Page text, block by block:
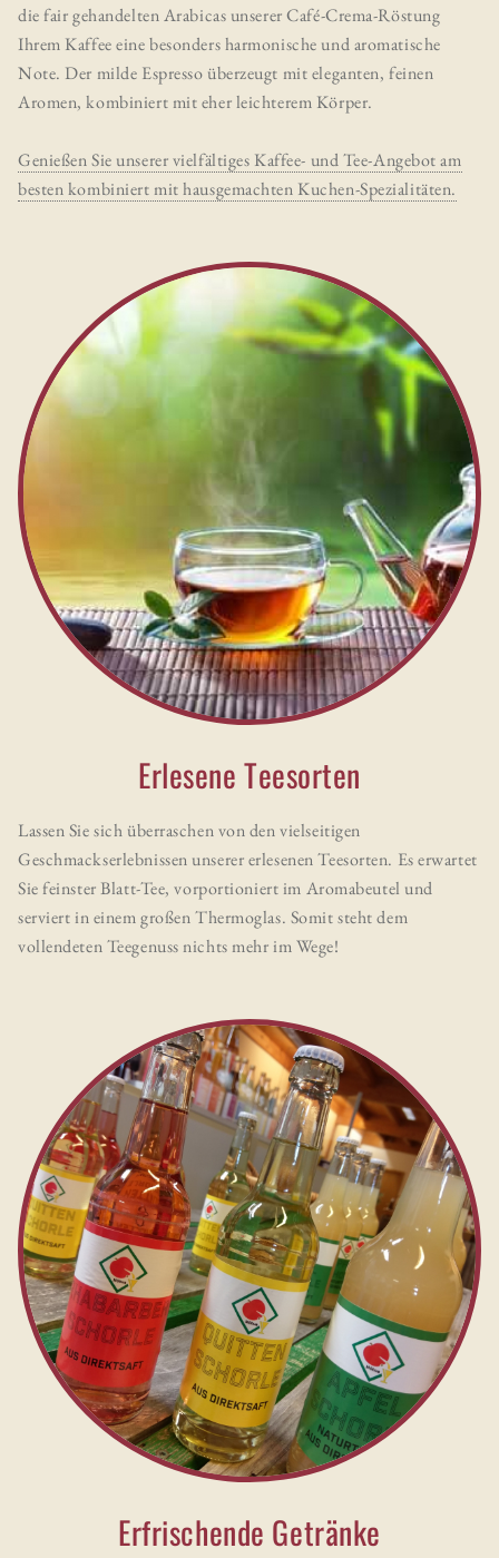
die fair gehandelten Arabicas unsererCafé-Crema-Röstung
Ihrem Kaffee eine besonders harmonische und aromatische
Note. Der milde Espresso überzeugt mit eleganten, feinen
Aromen, kombiniert mit eher leichterem Körper.
Genießen Sie unserer vielfältiges Kaffee- und Tee-Angebot am
besten kombiniert mit hausgemachten Kuchen-Spezialitäten.
Erlesene Teesorten
Lassen Sie sich überraschen von den vielseitigen
Geschmackserlebnissen unserer erlesenen Teesorten. Es erwartet
Sie feinster Blatt-Tee, vorportioniert im Aromabeutel und
serviert in einem großen Thermoglas. Somit steht dem
vollendeten Teegenuss nichts mehr im Wege!
Erfrischende Getränke